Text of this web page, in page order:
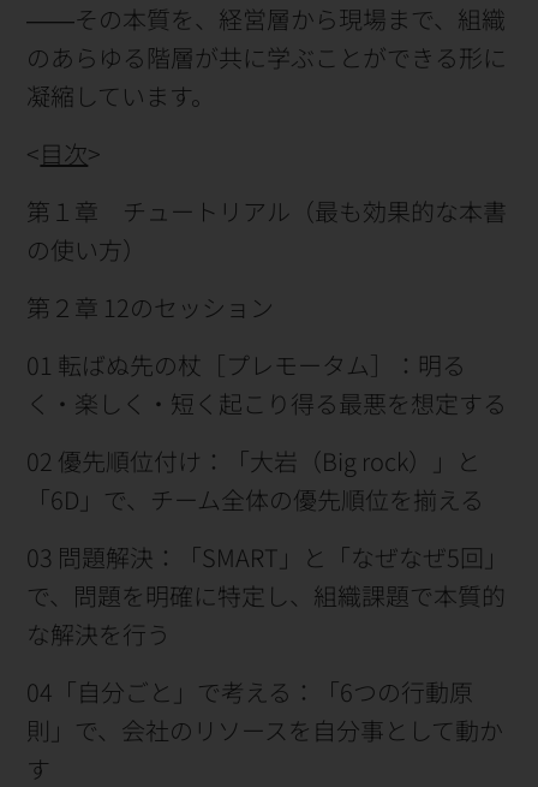
――その本質を、経営層から現場まで、組織
のあらゆる階層が共に学ぶことができる形に
凝縮しています。
<目次>
第１章 チュートリアル（最も効果的な本書
の使い方）
第２章 12のセッション
01 転ばぬ先の杖［プレモータム］：明る
く・楽しく・短く起こり得る最悪を想定する
02 優先順位付け：「大岩（Big rock）」と
「6D」で、チーム全体の優先順位を揃える
03 問題解決：「SMART」と「なぜなぜ5回」
で、問題を明確に特定し、組織課題で本質的
な解決を行う
04「自分ごと」で考える：「6つの行動原
則」で、会社のリソースを自分事として動か
す